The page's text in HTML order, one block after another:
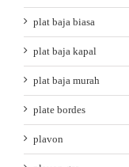
plat baja biasa
plat baja kapal
plat baja murah
plate bordes
plavon